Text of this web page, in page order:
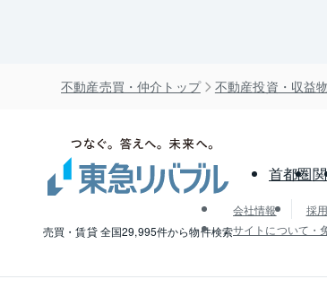
不動産売買・仲介トップ 不動産投資・収益
売買・賃貸 全国29,995件から物件検索
首都圏
会社情報 採
サイトについて・